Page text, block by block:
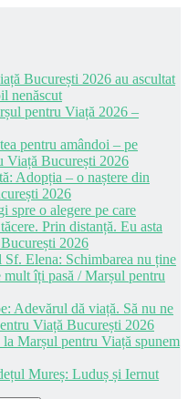
București 2026 au ascultat
nenăscut
pentru Viață 2026 –
pentru amândoi – pe
Viață București 2026
Adopția – o naștere din
2026
spre o alegere pe care
Prin distanță. Eu asta
2026
Elena: Schimbarea nu ține
mult îți pasă / Marșul pentru
Adevărul dă viață. Să nu ne
Viață București 2026
Marșul pentru Viață spunem
Mureș: Luduș și Iernut